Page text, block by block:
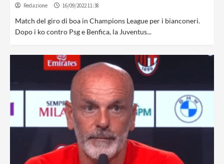
Redazione 16/09/2022 11:38
Match del giro di boa in Champions League per i bianconeri.
Dopo i ko contro Psg e Benfica, la Juventus...